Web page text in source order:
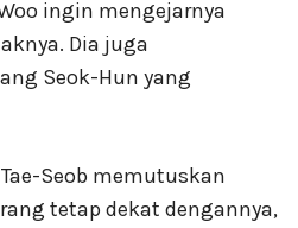
ingin mengejarnya
Dia juga
Seok-Hun yang
Seob memutuskan
tetap dekat dengannya,